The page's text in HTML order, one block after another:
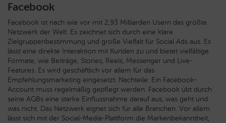
Facebook
Facebook ist nach wie vor mit 2,93 Milliarden Usern das größte
Netzwerk der Welt. Es zeichnet sich durch eine klare
Zielgruppenbestimmung und große Vielfalt für Social Ads aus. Es
lässt eine direkte Interaktion mit Kunden zu und bietet vielfältige
Formate, wie Beiträge, Stories, Reels, Messenger und Live-
Features. Es wird geschäftlich vor allem für das
Empfehlungsmarketing eingesetzt. Nachteile: Ein Facebook-
Account muss regelmäßig gepflegt werden. Facebook übt durch
seine AGBs eine starke Einflussnahme darauf aus, was geht und
was nicht. Das Netzwerk eignet sich für alle Branchen. Vor allem
lässt sich mit der Social-Media-Plattform die Markenbekanntheit,